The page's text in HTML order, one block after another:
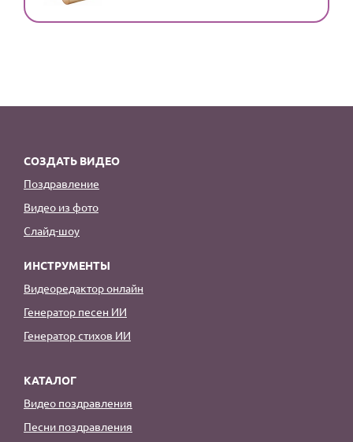
СОЗДАТЬ ВИДЕО
Поздравление
Видео из фото
Слайд-шоу
ИНСТРУМЕНТЫ
Видеоредактор онлайн
Генератор песен ИИ
Генератор стихов ИИ
КАТАЛОГ
Видео поздравления
Песни поздравления